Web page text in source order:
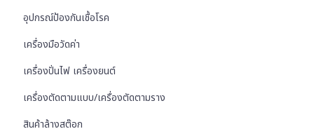
อุปกรณ์ป้องกันเชื้อโรค
เครื่องมือวัดค่า
เครื่องปั่นไฟ เครื่องยนต์
เครื่องตัดตามแบบ/เครื่องตัดตามราง
สินค้าล้างสต๊อก